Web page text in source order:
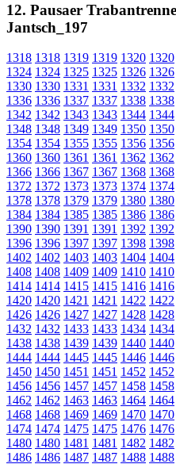
12. Pausaer
Jantsch_197
1318 1318 1319 1319 1320 1320
1324 1324 1325 1325 1326 1326
1330 1330 1331 1331 1332 1332
1336 1336 1337 1337 1338 1338
1342 1342 1343 1343 1344 1344
1348 1348 1349 1349 1350 1350
1354 1354 1355 1355 1356 1356
1360 1360 1361 1361 1362 1362
1366 1366 1367 1367 1368 1368
1372 1372 1373 1373 1374 1374
1378 1378 1379 1379 1380 1380
1384 1384 1385 1385 1386 1386
1390 1390 1391 1391 1392 1392
1396 1396 1397 1397 1398 1398
1402 1402 1403 1403 1404 1404
1408 1408 1409 1409 1410 1410
1414 1414 1415 1415 1416 1416
1420 1420 1421 1421 1422 1422
1426 1426 1427 1427 1428 1428
1432 1432 1433 1433 1434 1434
1438 1438 1439 1439 1440 1440
1444 1444 1445 1445 1446 1446
1450 1450 1451 1451 1452 1452
1456 1456 1457 1457 1458 1458
1462 1462 1463 1463 1464 1464
1468 1468 1469 1469 1470 1470
1474 1474 1475 1475 1476 1476
1480 1480 1481 1481 1482 1482
1486 1486 1487 1487 1488 1488